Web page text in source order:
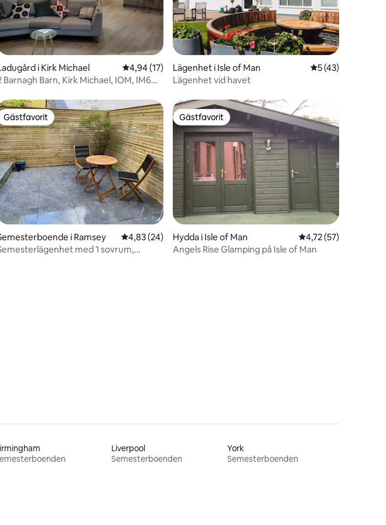
betyg, 269 omdömen
i Kirk Michael 4,94 av 5 i genomsnittligt betyg, 17 omdömen
4,94 (17)
Barnagh Barn, Kirk Michael, IOM, IM6
Lägenhet i Isle of Man 5 av 5 i
5 (43)
Lägenhet vid havet
betyg, 20 omdömen
Gästfavorit
Gästfavorit
i Ramsey 4,83 av 5 i genomsnittligt betyg, 24 omdömen
4,83 (24)
med 1 sovrum,
Gästfavorit
Gästfavorit
Hydda i Isle of Man 4,72 av 5 i
4,72 (57)
Angels Rise Glamping på Isle of Man
Liverpool
Semesterboenden
York
Semesterboenden